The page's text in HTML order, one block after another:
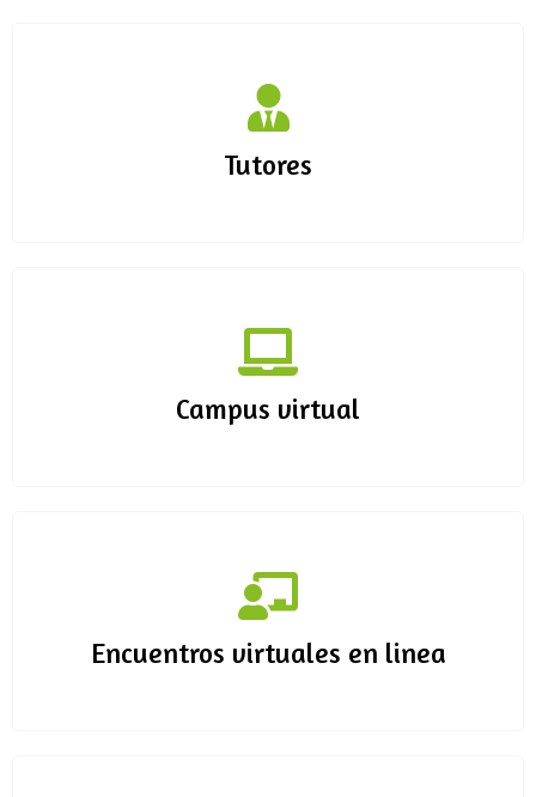
Tutores
Campus virtual
Encuentros virtuales en linea